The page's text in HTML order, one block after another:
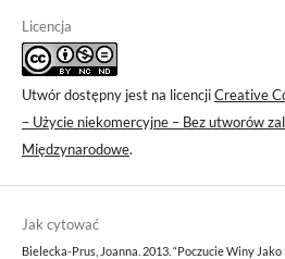
Licencja
Utwór dostępny jest na licencjiCreative
– Użycie niekomercyjne – Bez utworów
Międzynarodowe.
Jak cytować
Bielecka-Prus, Joanna. 2013. “Poczucie Winy Jako